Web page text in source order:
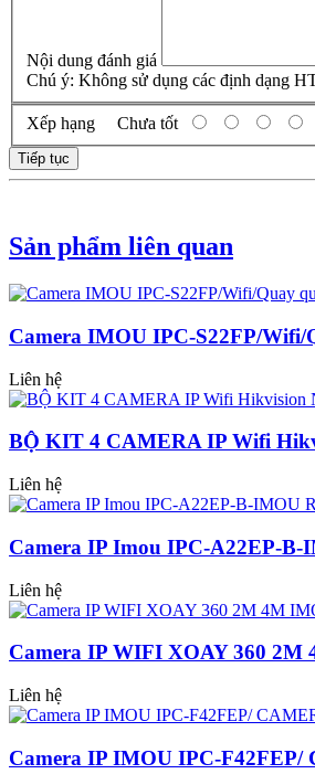
Nội dung đánh giá
Chú ý: Không sử dụng các định dạng
Xếp hạng Chưa tốt
Tiếp tục
Sản phẩm liên quan
Camera IMOU IPC-S22FP/Wifi/
Liên hệ
BỘ KIT 4 CAMERA IP Wifi
Liên hệ
Camera IP Imou IPC-A22EP-B-
Liên hệ
Camera IP WIFI XOAY 360 2M
Liên hệ
Camera IP IMOU IPC-